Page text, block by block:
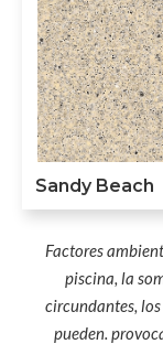
Sandy Beach
Factores
piscina, la
circundantes,
pueden.